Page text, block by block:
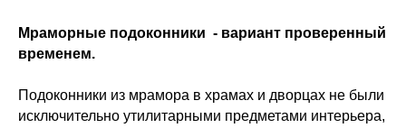
Мраморные подоконники - вариант проверенный
временем.
Подоконники из мрамора в храмах и дворцах не были
исключительно утилитарными предметами интерьера,